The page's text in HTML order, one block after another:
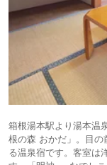
箱根湯本駅より湯本温
根の森 おかだ」。目の
る温泉宿です。客室は